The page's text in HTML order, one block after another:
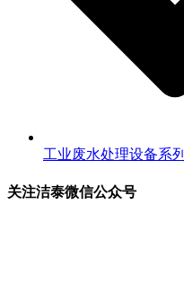
工业废水处理设备系列
关注洁泰微信公众号